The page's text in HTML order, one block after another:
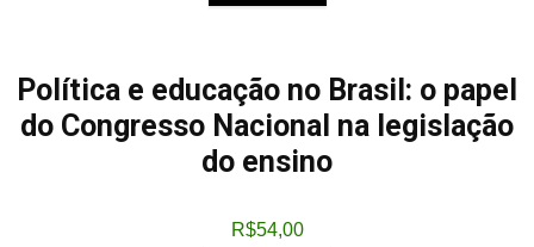
Política e educação no Brasil: o papel
do Congresso Nacional na legislação
do ensino
R$54,00